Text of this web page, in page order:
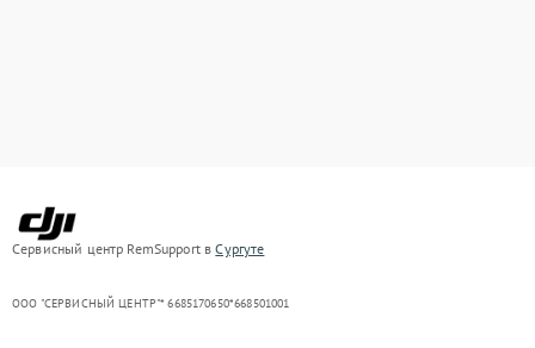
Сервисный центр RemSupport вСургуте
ООО "СЕРВИСНЫЙ ЦЕНТР"* 6685170650*668501001